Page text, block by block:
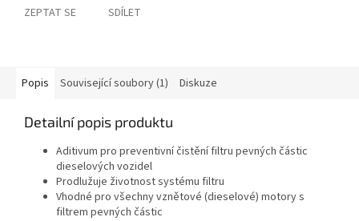
ZEPTAT SE SDÍLET
Popis Související soubory (1) Diskuze
Detailní popis produktu
Aditivum pro preventivní čistění filtru pevných částic
dieselových vozidel
Prodlužuje životnost systému filtru
Vhodné pro všechny vznětové (dieselové) motory s
filtrem pevných částic